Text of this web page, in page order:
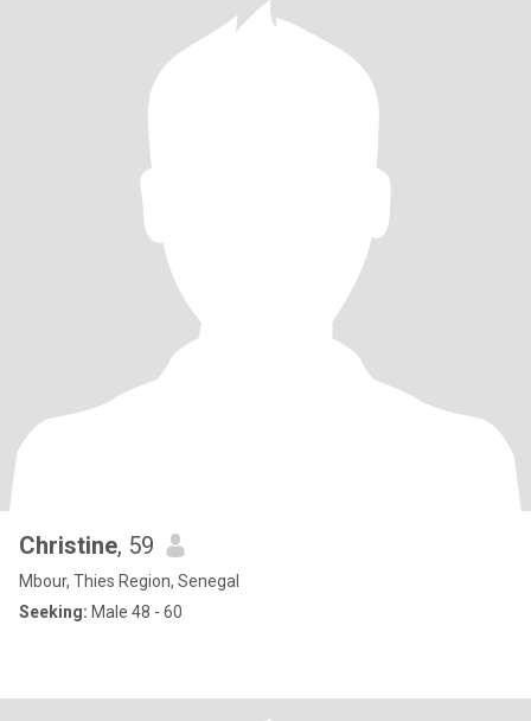
Christine, 59
Mbour, Thies Region, Senegal
Seeking: Male 48 - 60